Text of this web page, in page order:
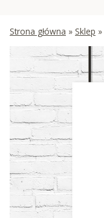
Strona główna » Sklep »